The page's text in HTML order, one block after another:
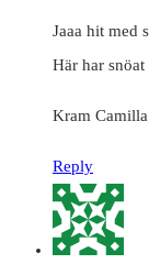
Jaaa hit med
Här har snöat
Kram Camilla
Reply